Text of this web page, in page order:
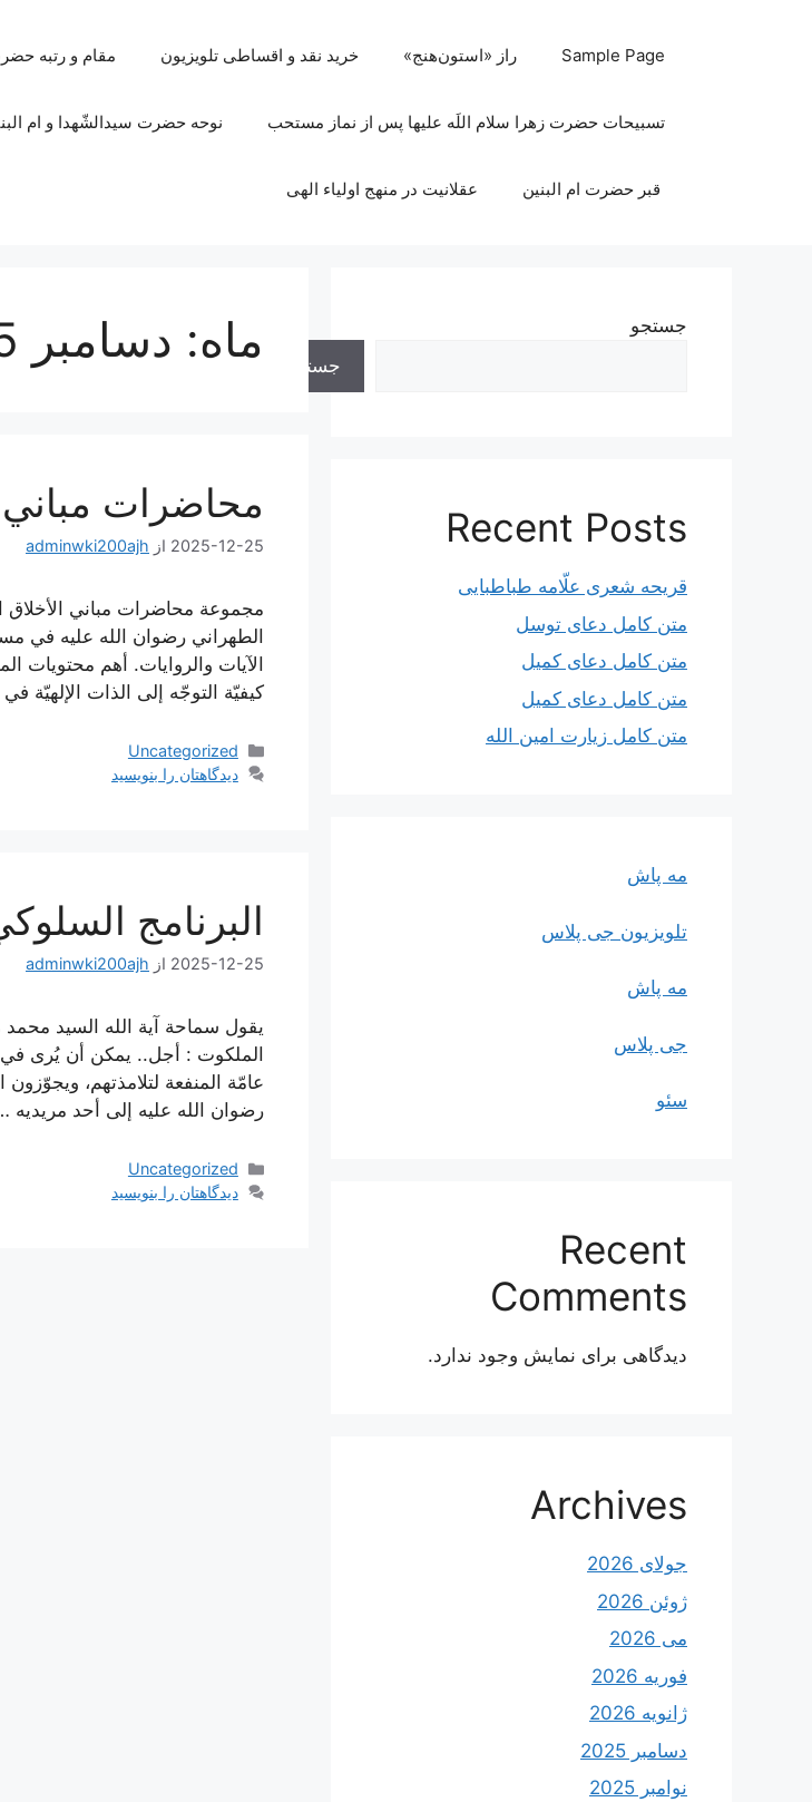
Sample Page راز «استون‌هنج» خرید نقد و اقساطی تلویزیون مقام و رتبه
تسبیحات حضرت زهرا سلام اللَه علیها پس از نماز مستحب نوحه حضرت سیدالشّهدا و ام
قبر حضرت ام البنین عقلانیت در منهج اولیاء الهی
ماه: دسامبر 2025
محاضرات مباني
2025-12-25 از adminwki200ajh
مجموعة محاضرات مباني الأخلاق
الطهراني رضوان الله عليه في
الآيات والروايات. أهم محتويات
كيفيّة التوجّه إلى الذات الإلهيّة
دسته‌ها
Uncategorized
دیدگاهتان را بنویسید
البرنامج
2025-12-25 از adminwki200ajh
يقول سماحة آية الله السيد
الملكوت : أجل.. يمكن أن يُرى في
عامّة المنفعة لتلامذتهم،
رضوان الله عليه إلى أحد مريديه
دسته‌ها
Uncategorized
دیدگاهتان را بنویسید
جستجو
جستجو
Recent Posts
قریحه شعری علّامه طباطبایی
متن کامل دعای توسل
متن کامل دعای کمیل
متن کامل دعای کمیل
متن کامل زیارت امین الله
مه پاش
تلویزیون جی پلاس
مه پاش
جی پلاس
سئو
Recent
Comments
دیدگاهی برای نمایش وجود ندارد.
Archives
جولای 2026
ژوئن 2026
می 2026
فوریه 2026
ژانویه 2026
دسامبر 2025
نوامبر 2025